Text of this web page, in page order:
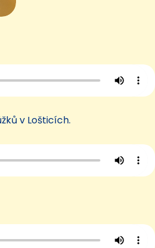
v Lošticích.